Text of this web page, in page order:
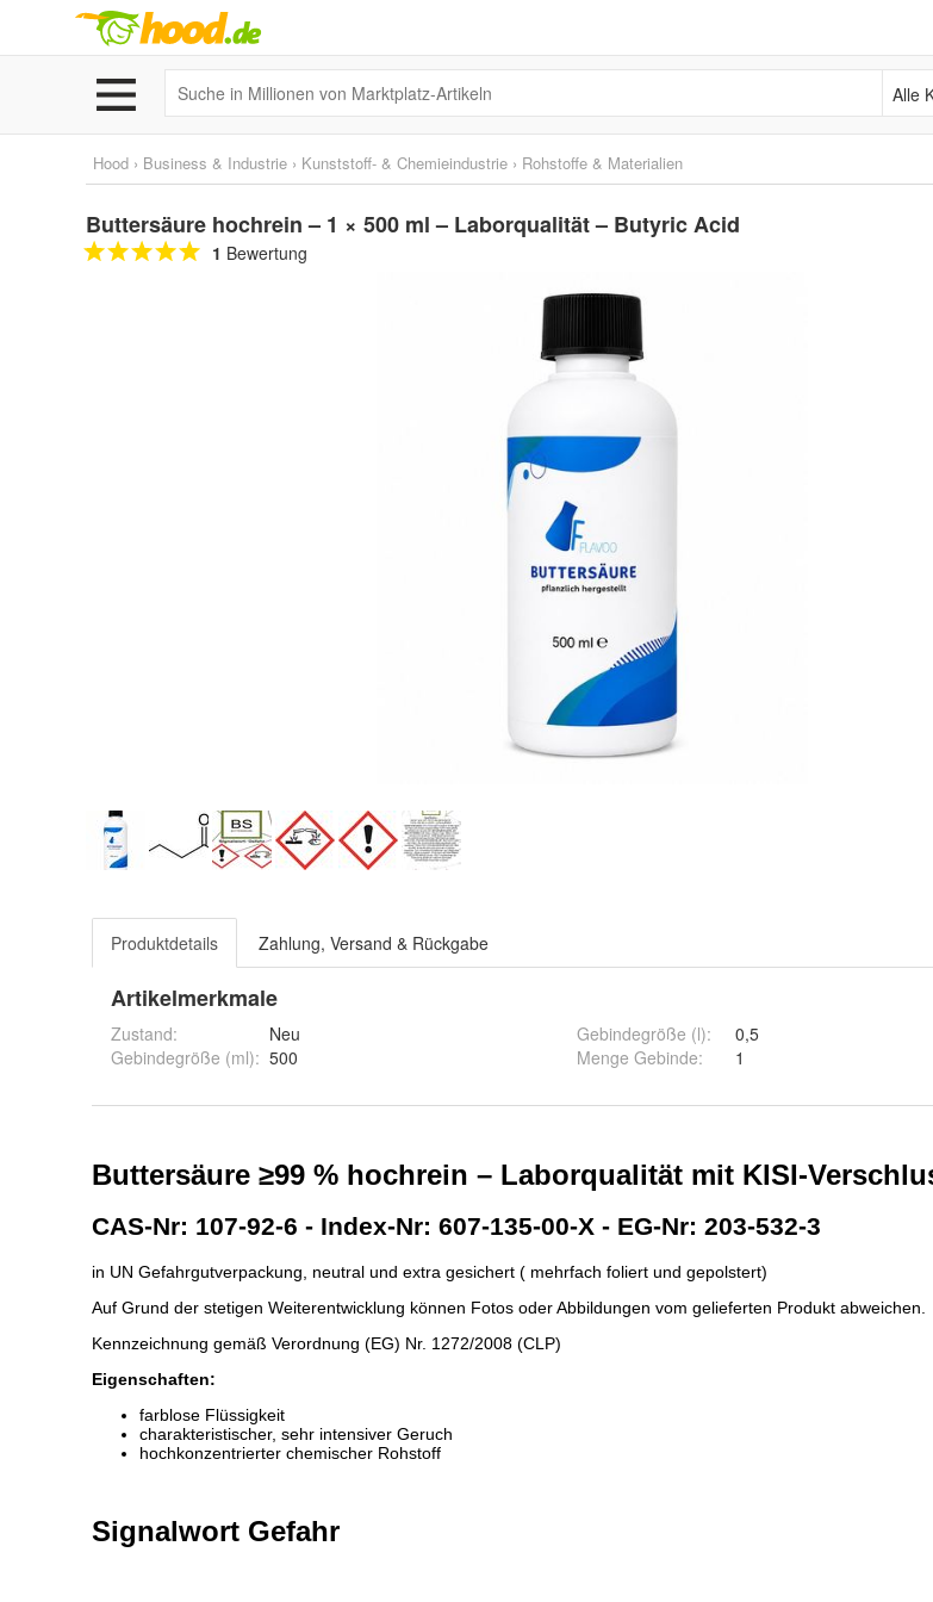
Alle
Hood › Business & Industrie › Kunststoff- & Chemieindustrie › Rohstoffe & Materialien
Buttersäure hochrein – 1 × 500 ml – Laborqualität – Butyric Acid
1 Bewertung
Produktdetails Zahlung, Versand & Rückgabe
Artikelmerkmale
Zustand:
Neu
Gebindegröße (ml): 500
Gebindegröße (l):
0,5
Menge Gebinde: 1